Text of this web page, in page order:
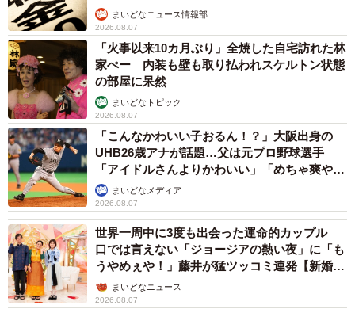
まいどなニュース情報部
2026.08.07
「火事以来10カ月ぶり」全焼した自宅訪れた林
家ぺー 内装も壁も取り払われスケルトン状態
の部屋に呆然
まいどなトピック
2026.08.07
「こんなかわいい子おるん！？」大阪出身の
UHB26歳アナが話題…父は元プロ野球選手
「アイドルさんよりかわいい」「めちゃ爽や
か」まいどなメディア
2026.08.07
世界一周中に3度も出会った運命的カップル
口では言えない「ジョージアの熱い夜」に「も
うやめぇや！」藤井が猛ツッコミ連発【新婚さ
ん】まいどなニュース
2026.08.07